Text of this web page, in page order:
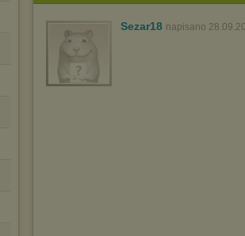
Sezar18 napisano